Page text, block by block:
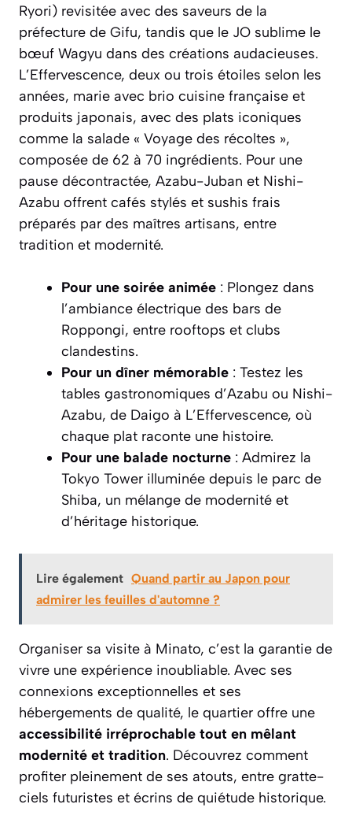
Ryori) revisitée avec des saveurs de la
préfecture de Gifu, tandis que le JO sublime le
bœuf Wagyu dans des créations audacieuses.
L’Effervescence, deux ou trois étoiles selon les
années, marie avec brio cuisine française et
produits japonais, avec des plats iconiques
comme la salade « Voyage des récoltes »,
composée de 62 à 70 ingrédients. Pour une
pause décontractée, Azabu-Juban et Nishi-
Azabu offrent cafés stylés et sushis frais
préparés par des maîtres artisans, entre
tradition et modernité.
Pour une soirée animée : Plongez dans
l’ambiance électrique des bars de
Roppongi, entre rooftops et clubs
clandestins.
Pour un dîner mémorable : Testez les
tables gastronomiques d’Azabu ou Nishi-
Azabu, de Daigo à L’Effervescence, où
chaque plat raconte une histoire.
Pour une balade nocturne : Admirez la
Tokyo Tower illuminée depuis le parc de
Shiba, un mélange de modernité et
d’héritage historique.
Lire également Quand partir au Japon pour
admirer les feuilles d'automne ?
Organiser sa visite à Minato, c’est la garantie de
vivre une expérience inoubliable. Avec ses
connexions exceptionnelles et ses
hébergements de qualité, le quartier offre une
accessibilité irréprochable tout en mêlant
modernité et tradition. Découvrez comment
profiter pleinement de ses atouts, entre gratte-
ciels futuristes et écrins de quiétude historique.